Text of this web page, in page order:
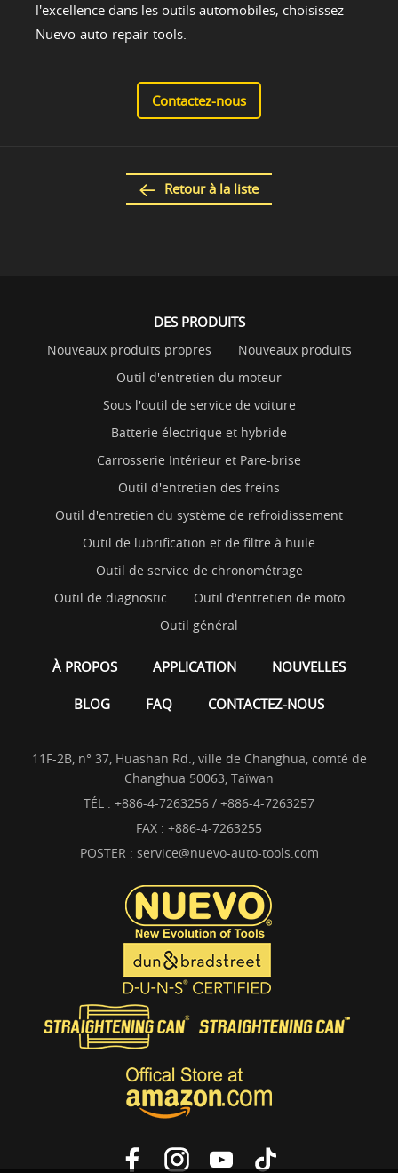
l'excellence dans les outils automobiles, choisissez
Nuevo-auto-repair-tools.
Contactez-nous
Retour à la liste
DES PRODUITS
Nouveaux produits propres
Nouveaux produits
Outil d'entretien du moteur
Sous l'outil de service de voiture
Batterie électrique et hybride
Carrosserie Intérieur et Pare-brise
Outil d'entretien des freins
Outil d'entretien du système de refroidissement
Outil de lubrification et de filtre à huile
Outil de service de chronométrage
Outil de diagnostic
Outil d'entretien de moto
Outil général
À PROPOS APPLICATION NOUVELLES
BLOG FAQ CONTACTEZ-NOUS
11F-2B, n° 37, Huashan Rd., ville de Changhua, comté de
Changhua 50063, Taïwan
TÉL : +886-4-7263256 / +886-4-7263257
FAX : +886-4-7263255
POSTER : service@nuevo-auto-tools.com